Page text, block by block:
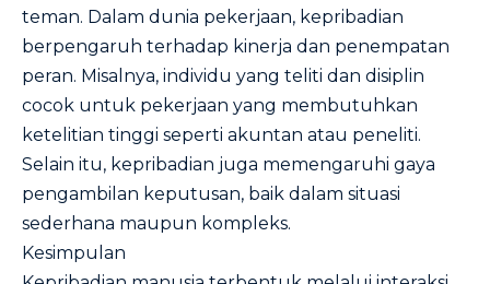
teman. Dalam dunia pekerjaan, kepribadian
berpengaruh terhadap kinerja dan penempatan
peran. Misalnya, individu yang teliti dan disiplin
cocok untuk pekerjaan yang membutuhkan
ketelitian tinggi seperti akuntan atau peneliti.
Selain itu, kepribadian juga memengaruhi gaya
pengambilan keputusan, baik dalam situasi
sederhana maupun kompleks.
Kesimpulan